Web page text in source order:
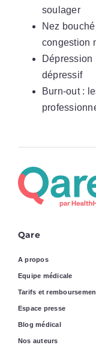
soulager
Nez
congestion
Dépression
dépressif
Burn-out :
Qare
A propos
Equipe médicale
Tarifs et
Espace presse
Blog médical
Nos auteurs